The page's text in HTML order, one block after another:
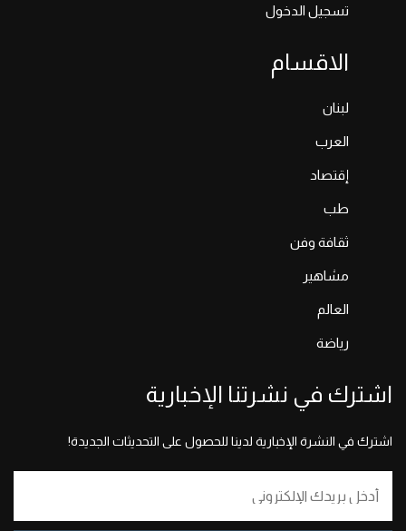
تسجيل الدخول
الاقسام
لبنان
العرب
إقتصاد
طب
ثقافة وفن
مشاهير
العالم
رياضة
اشترك في نشرتنا الإخبارية
اشترك في النشرة الإخبارية لدينا للحصول على التحديثات الجديدة!